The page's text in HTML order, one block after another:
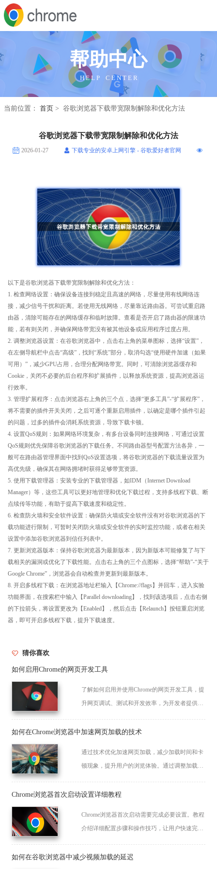
帮助中心
H E L P C E N T E R
当前位置： 首页 > 谷歌浏览器下载带宽限制解除和优化方法
谷歌浏览器下载带宽限制解除和优化方法
2026-01-27 下载专业的安卓上网引擎 - 谷歌爱好者官网
以下是谷歌浏览器下载带宽限制解除和优化方法：
1. 检查网络设置：确保设备连接到稳定且高速的网络，尽量使用有线网络连
接，减少信号干扰和距离。若使用无线网络，尽量靠近路由器。可尝试重启路
由器，清除可能存在的网络缓存和临时故障。查看是否开启了路由器的限速功
能，若有则关闭，并确保网络带宽没有被其他设备或应用程序过度占用。
2. 调整浏览器设置：在谷歌浏览器中，点击右上角的菜单图标，选择“设置”，
在左侧导航栏中点击“高级”，找到“系统”部分，取消勾选“使用硬件加速（如果
可用）”，减少GPU占用，合理分配网络带宽。同时，可清除浏览器缓存和
Cookie，关闭不必要的后台程序和扩展插件，以释放系统资源，提高浏览器运
行效率。
3. 管理扩展程序：点击浏览器右上角的三个点，选择“更多工具”-“扩展程序”，
将不需要的插件开关关闭，之后可逐个重新启用插件，以确定是哪个插件引起
的问题，过多的插件会消耗系统资源，导致下载卡顿。
4. 设置QoS规则：如果网络环境复杂，有多台设备同时连接网络，可通过设置
QoS规则优先保障谷歌浏览器的下载任务。不同路由器型号配置方法各异，一
般可在路由器管理界面中找到QoS设置选项，将谷歌浏览器的下载流量设置为
高优先级，确保其在网络拥堵时获得足够带宽资源。
5. 使用下载管理器：安装专业的下载管理器，如IDM（Internet Download
Manager）等，这些工具可以更好地管理和优化下载过程，支持多线程下载、断
点续传等功能，有助于提高下载速度和稳定性。
6. 检查防火墙和安全软件设置：确保防火墙或安全软件没有对谷歌浏览器的下
载功能进行限制，可暂时关闭防火墙或安全软件的实时监控功能，或者在相关
设置中添加谷歌浏览器到信任列表中。
7. 更新浏览器版本：保持谷歌浏览器为最新版本，因为新版本可能修复了与下
载相关的漏洞或优化了下载性能。点击右上角的三个点图标，选择“帮助”-“关于
Google Chrome”，浏览器会自动检查并更新到最新版本。
8. 开启多线程下载：在浏览器地址栏输入【Chrome://flags】并回车，进入实验
功能界面，在搜索栏中输入【Parallel downloading】，找到该选项后，点击右侧
的下拉箭头，将设置更改为【Enabled】，然后点击【Relaunch】按钮重启浏览
器，即可开启多线程下载，提升下载速度。
猜你喜欢
如何启用Chrome的网页开发工具
了解如何启用并使用Chrome的网页开发工具，提
升网页调试、测试和开发效率，为开发者提供全
如何在Chrome浏览器中加速网页加载的技术
通过技术优化加速网页加载，减少加载时间和卡
顿现象，提升用户的浏览体验。通过调整加载优
载速度和响应时间。
Chrome浏览器首次启动设置详细教程
Chrome浏览器首次启动需要完成必要设置。教程
介绍详细配置步骤和操作技巧，让用户快速完成
如何在谷歌浏览器中减少视频加载的延迟